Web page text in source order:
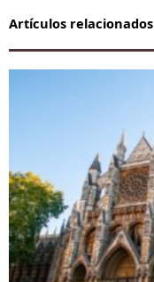
Artículos relacionados